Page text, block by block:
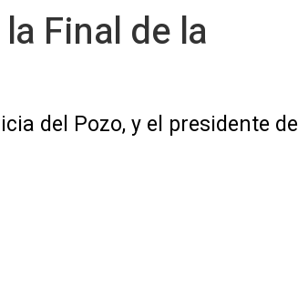
Final de la
del Pozo, y el presidente de